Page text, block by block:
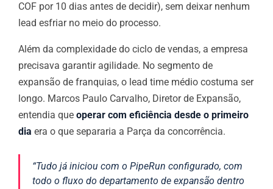
COF por 10 dias antes de decidir), sem deixar nenhum
lead esfriar no meio do processo.
Além da complexidade do ciclo de vendas, a empresa
precisava garantir agilidade. No segmento de
expansão de franquias, o lead time médio costuma ser
longo. Marcos Paulo Carvalho, Diretor de Expansão,
entendia que operar com eficiência desde o primeiro
dia era o que separaria a Parça da concorrência.
“Tudo já iniciou com o PipeRun configurado, com
todo o fluxo do departamento de expansão dentro